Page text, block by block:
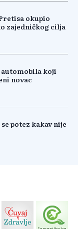
okupio
zajedničkog cilja
automobila koji
novac
potez kakav nije